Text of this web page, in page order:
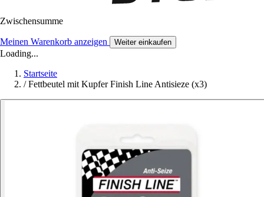
Zwischensumme
Meinen Warenkorb anzeigen Weiter einkaufen
Loading...
Startseite
/ Fettbeutel mit Kupfer Finish Line Antisieze (x3)